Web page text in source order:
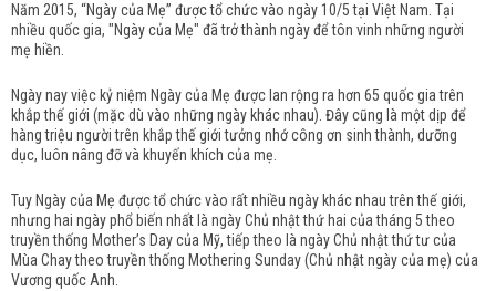
Năm 2015, “Ngày của Mẹ” được tổ chức vào ngày 10/5 tại Việt Nam. Tại
nhiều quốc gia, "Ngày của Mẹ" đã trở thành ngày để tôn vinh những người
mẹ hiền.
Ngày nay việc kỷ niệm Ngày của Mẹ được lan rộng ra hơn 65 quốc gia trên
khắp thế giới (mặc dù vào những ngày khác nhau). Đây cũng là một dịp để
hàng triệu người trên khắp thế giới tưởng nhớ công ơn sinh thành, dưỡng
dục, luôn nâng đỡ và khuyến khích của mẹ.
Tuy Ngày của Mẹ được tổ chức vào rất nhiều ngày khác nhau trên thế giới,
nhưng hai ngày phổ biến nhất là ngày Chủ nhật thứ hai của tháng 5 theo
truyền thống Mother’s Day của Mỹ, tiếp theo là ngày Chủ nhật thứ tư của
Mùa Chay theo truyền thống Mothering Sunday (Chủ nhật ngày của mẹ) của
Vương quốc Anh.